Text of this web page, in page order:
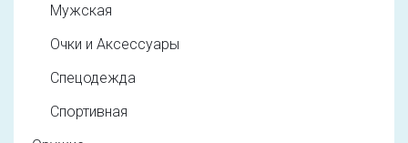
Мужская
Очки и Аксессуары
Спецодежда
Спортивная